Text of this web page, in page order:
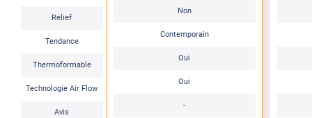
Relief
Tendance
Thermoformable
Technologie Air Flow
Avis
Non
Contemporain
Oui
Oui
-